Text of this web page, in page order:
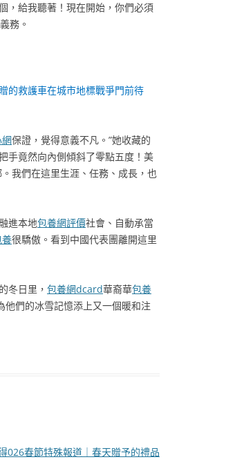
，給我聽著！現在開始，你們必須
務。
的救護車在城市地標戰爭門前待
保證，覺得意義不凡。”她收藏的
手竟然向內側傾斜了零點五度！美
我們在這里生涯、任務、成長，也
進本地包養網評價社會、自動承當
很驕傲。看到中國代表團離開這里
冬日里， 包養網dcard華裔華包養
他們的冰雪記憶添上又一個暖和注
026春節特殊報道｜春天贈予的禮品